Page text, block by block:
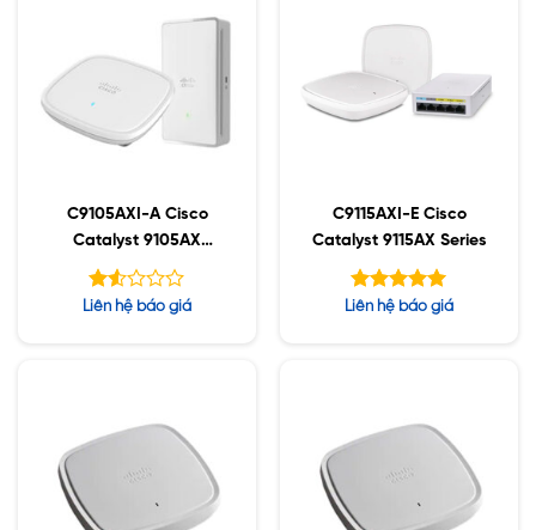
C9105AXI-A Cisco
Catalyst 9105AX
Series
Được
Liên hệ báo giá
C9115AXI-E Cisco
Catalyst 9115AX Series
Được xếp
Liên hệ báo giá